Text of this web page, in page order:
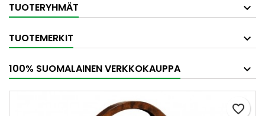
TUOTERYHMÄT
TUOTEMERKIT
100% SUOMALAINEN VERKKOKAUPPA
favorite_border